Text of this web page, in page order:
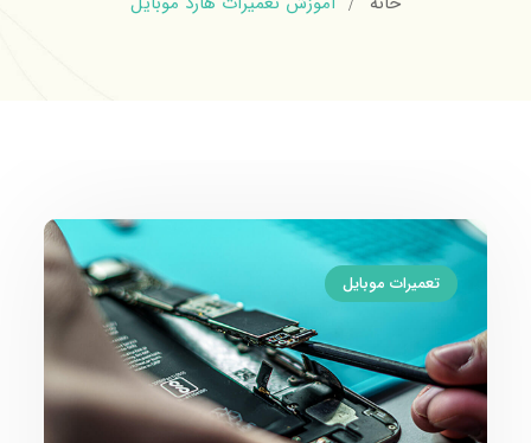
تعمیرات موبایل